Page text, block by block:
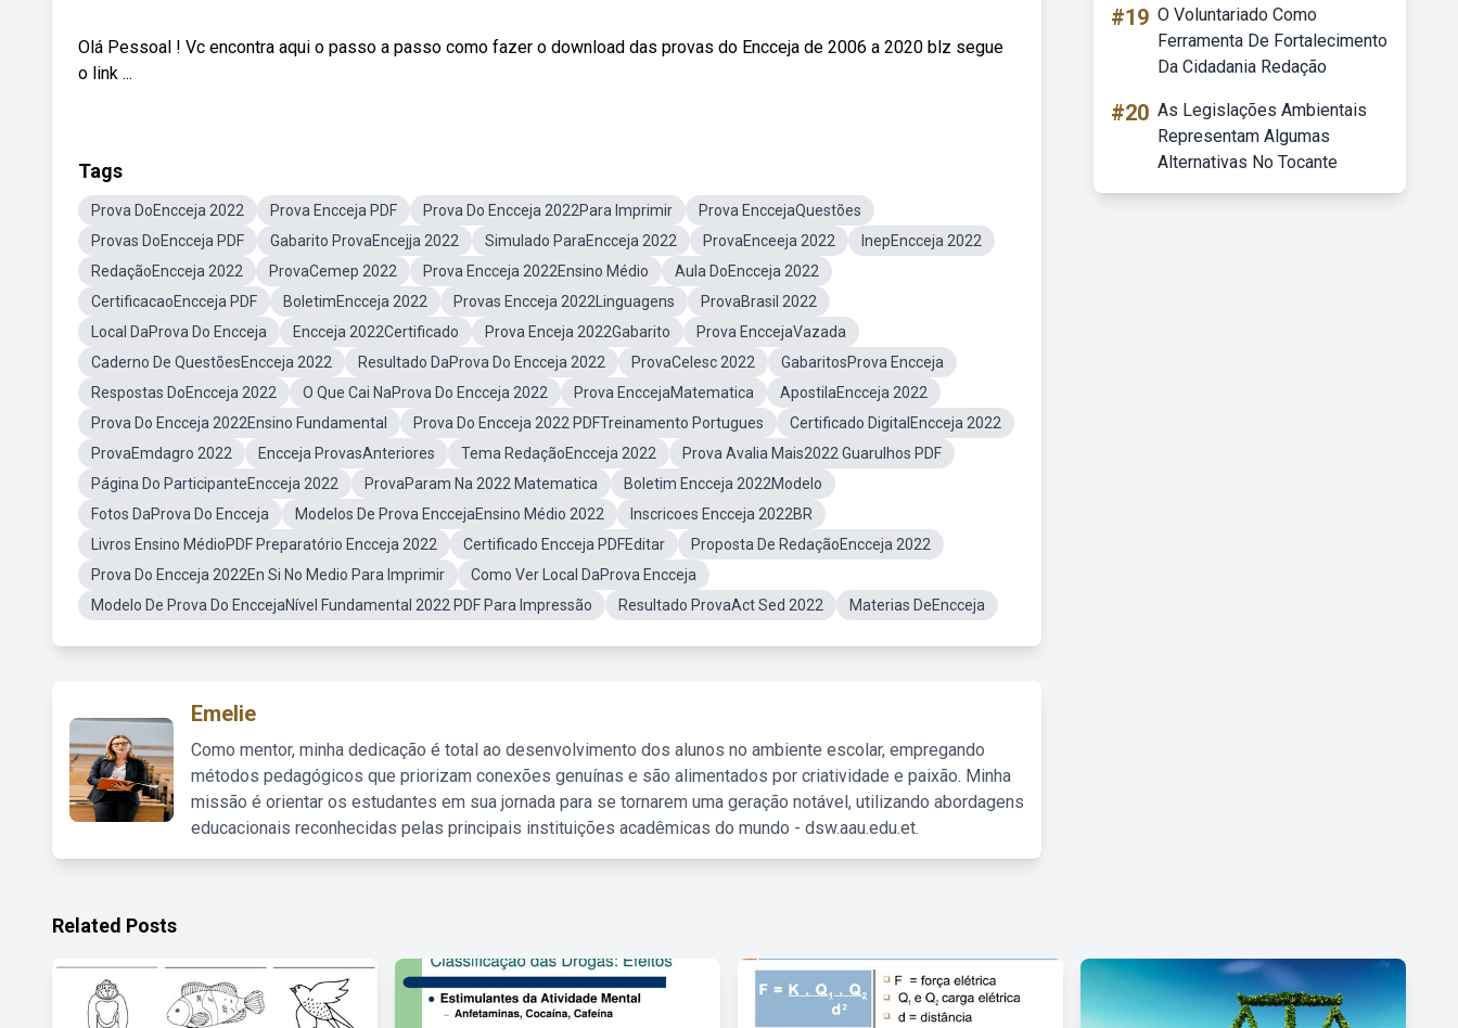
Olá Pessoal ! Vc encontra aqui o passo a passo como fazer o download das provas do Encceja de 2006 a 2020 blz segue
o link ...
Tags
Prova DoEncceja 2022 Prova Encceja PDF Prova Do Encceja 2022Para Imprimir
Prova EnccejaQuestões
Provas DoEncceja PDF
Gabarito ProvaEncejja 2022 Simulado ParaEncceja 2022 ProvaEnceeja 2022
InepEncceja 2022
RedaçãoEncceja 2022
ProvaCemep 2022 Prova Encceja 2022Ensino Médio
Aula DoEncceja 2022
CertificacaoEncceja PDF
BoletimEncceja 2022 Provas Encceja 2022Linguagens
ProvaBrasil 2022
Local DaProva Do Encceja
Encceja 2022Certificado Prova Enceja 2022Gabarito
Prova EnccejaVazada
Caderno De QuestõesEncceja 2022
Resultado DaProva Do Encceja 2022 ProvaCelesc 2022
GabaritosProva Encceja
Respostas DoEncceja 2022
O Que Cai NaProva Do Encceja 2022 Prova EnccejaMatematica
ApostilaEncceja 2022
Prova Do Encceja 2022Ensino Fundamental
Prova Do Encceja 2022 PDFTreinamento Portugues
Certificado DigitalEncceja 2022
ProvaEmdagro 2022
Encceja ProvasAnteriores Tema RedaçãoEncceja 2022
Prova Avalia Mais2022 Guarulhos PDF
Página Do ParticipanteEncceja 2022
ProvaParam Na 2022 Matematica
Boletim Encceja 2022Modelo
Fotos DaProva Do Encceja
Modelos De Prova EnccejaEnsino Médio 2022
Inscricoes Encceja 2022BR
Livros Ensino MédioPDF Preparatório Encceja 2022
Certificado Encceja PDFEditar
Proposta De RedaçãoEncceja 2022
Prova Do Encceja 2022En Si No Medio Para Imprimir
Como Ver Local DaProva Encceja
Modelo De Prova Do EnccejaNível Fundamental 2022 PDF Para Impressão
Resultado ProvaAct Sed 2022 Materias DeEncceja
Emelie
Como mentor, minha dedicação é total ao desenvolvimento dos alunos no ambiente escolar, empregando
métodos pedagógicos que priorizam conexões genuínas e são alimentados por criatividade e paixão. Minha
missão é orientar os estudantes em sua jornada para se tornarem uma geração notável, utilizando abordagens
educacionais reconhecidas pelas principais instituições acadêmicas do mundo - dsw.aau.edu.et.
#19 O Voluntariado Como
Ferramenta De Fortalecimento
Da Cidadania Redação
#20 As Legislações Ambientais
Representam Algumas
Alternativas No Tocante
Related Posts